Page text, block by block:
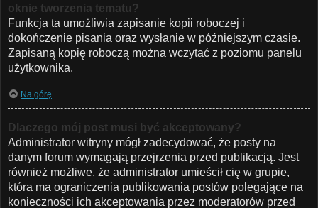
oknie tworzenia tematu?
Funkcja ta umożliwia zapisanie kopii roboczej i
dokończenie pisania oraz wysłanie w późniejszym czasie.
Zapisaną kopię roboczą można wczytać z poziomu panelu
użytkownika.
Na górę
Dlaczego mój post musi być akceptowany?
Administrator witryny mógł zadecydować, że posty na
danym forum wymagają przejrzenia przed publikacją. Jest
również możliwe, że administrator umieścił cię w grupie,
która ma ograniczenia publikowania postów polegające na
konieczności ich akceptowania przez moderatorów przed